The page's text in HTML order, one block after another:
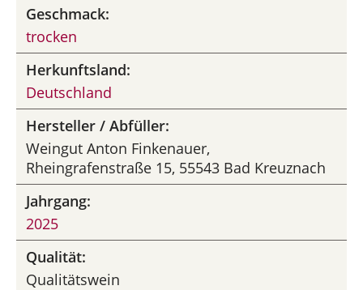
Geschmack:
trocken
Herkunftsland:
Deutschland
Hersteller / Abfüller:
Weingut Anton Finkenauer,
Rheingrafenstraße 15, 55543 Bad Kreuznach
Jahrgang:
2025
Qualität:
Qualitätswein